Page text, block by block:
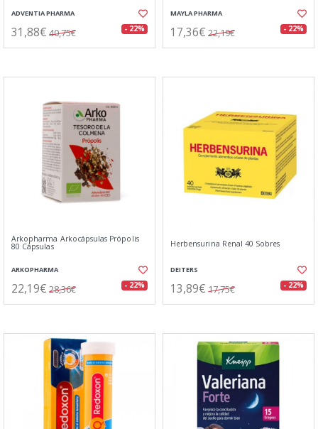
ADVENTIA PHARMA
31,88€ 40,75€ - 22%
MAYLA PHARMA
17,36€ 22,19€ - 22%
Arkopharma Arkocápsulas Própolis
80 Cápsulas
ARKOPHARMA
22,19€ 28,36€ - 22%
Herbensurina Renal 40 Sobres
DEITERS
13,89€ 17,75€ - 22%